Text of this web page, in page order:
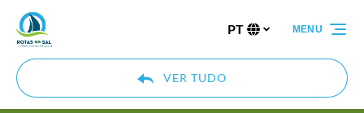
Passar para a navegação primária
Passar para o conteúdo
Passar para o rodapé
o
idioma
PT
VER TUDO
MENU